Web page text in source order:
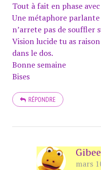
Tout à fait en phase
Une métaphore
n’arrete pas de souffler
Vision lucide tu as
dans le dos.
Bonne semaine
Bises
RÉPONDRE
Gibee
mars